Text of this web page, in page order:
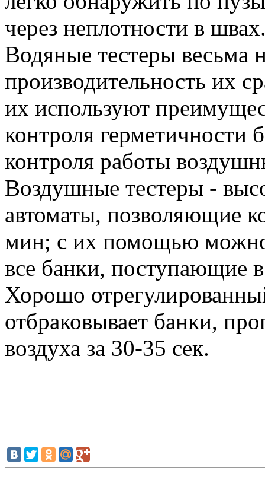
через неплотности в
Водяные тестеры весьма
производительность их
их используют
контроля герметичности
контроля работы
Воздушные тестеры -
автоматы, позволяющие
мин; с их помощью можно
все банки, поступающие
Хорошо
отбраковывает банки,
воздуха за 30-35 сек.